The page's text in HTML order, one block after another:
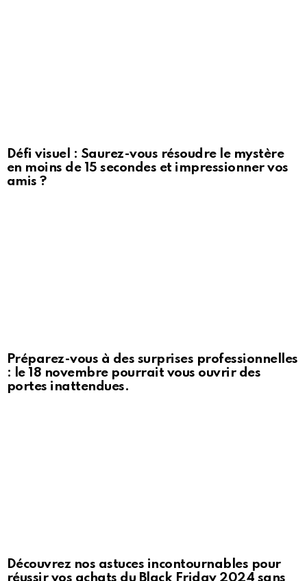
Défi visuel : Saurez-vous résoudre le mystère
en moins de 15 secondes et impressionner vos
amis ?
Préparez-vous à des surprises professionnelles
: le 18 novembre pourrait vous ouvrir des
portes inattendues.
Découvrez nos astuces incontournables pour
réussir vos achats du Black Friday 2024 sans